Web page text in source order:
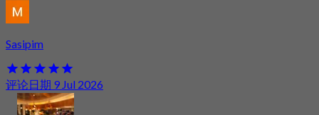
Sasipim
评论日期 9 Jul 2026